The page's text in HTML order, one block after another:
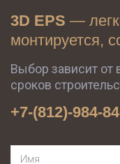
3D EPS —
монтируется,
Выбор зависит
сроков
+7-(812)-984-